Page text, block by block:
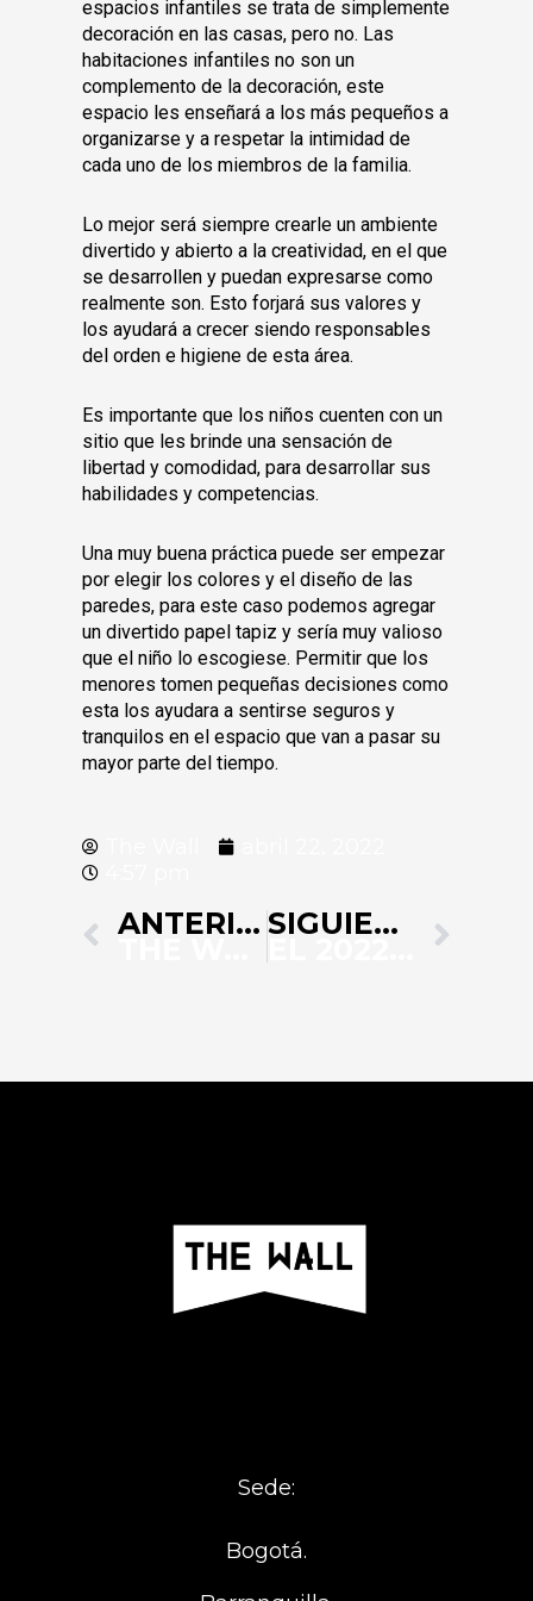
espacios infantiles se trata de simplemente
decoración en las casas, pero no. Las
habitaciones infantiles no son un
complemento de la decoración, este
espacio les enseñará a los más pequeños a
organizarse y a respetar la intimidad de
cada uno de los miembros de la familia.
Lo mejor será siempre crearle un ambiente
divertido y abierto a la creatividad, en el que
se desarrollen y puedan expresarse como
realmente son. Esto forjará sus valores y
los ayudará a crecer siendo responsables
del orden e higiene de esta área.
Es importante que los niños cuenten con un
sitio que les brinde una sensación de
libertad y comodidad, para desarrollar sus
habilidades y competencias.
Una muy buena práctica puede ser empezar
por elegir los colores y el diseño de las
paredes, para este caso podemos agregar
un divertido papel tapiz y sería muy valioso
que el niño lo escogiese. Permitir que los
menores tomen pequeñas decisiones como
esta los ayudara a sentirse seguros y
tranquilos en el espacio que van a pasar su
mayor parte del tiempo.
Prev ANTERIOR SIGUIENTE
Sede:
Bogotá.